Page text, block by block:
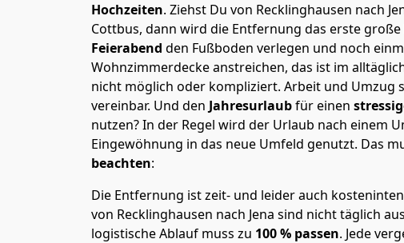
Hochzeiten. Ziehst Du von Recklinghausen nach
Cottbus, dann wird die Entfernung das erste große
Feierabend den Fußboden verlegen und noch
Wohnzimmerdecke anstreichen, das ist im
nicht möglich oder kompliziert. Arbeit und Umzug
vereinbar. Und den Jahresurlaubfür einen
nutzen? In der Regel wird der Urlaub nach einem
Eingewöhnung in das neue Umfeld genutzt. Das
beachten:
Die Entfernung ist zeit- und leider auch
von Recklinghausen nach Jena sind nicht täglich
logistische Ablauf muss zu 100 % passen. Jede